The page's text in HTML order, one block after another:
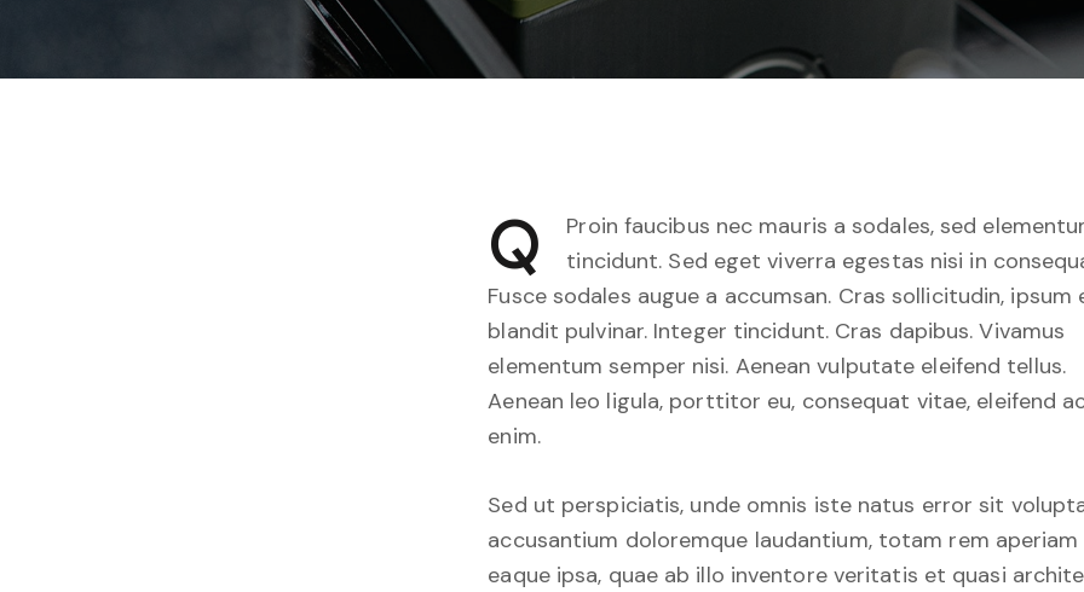
Q
Proin faucibus nec mauris a sodales, sed
tincidunt. Sed eget viverra egestas nisi in
Fusce sodales augue a accumsan. Cras sollicitudin, ipsum
blandit pulvinar. Integer tincidunt. Cras dapibus. Vivamus
elementum semper nisi. Aenean vulputate eleifend tellus.
Aenean leo ligula, porttitor eu, consequat vitae, eleifend
enim.
Sed ut perspiciatis, unde omnis iste natus error sit
accusantium doloremque laudantium, totam rem aperiam
eaque ipsa, quae ab illo inventore veritatis et quasi